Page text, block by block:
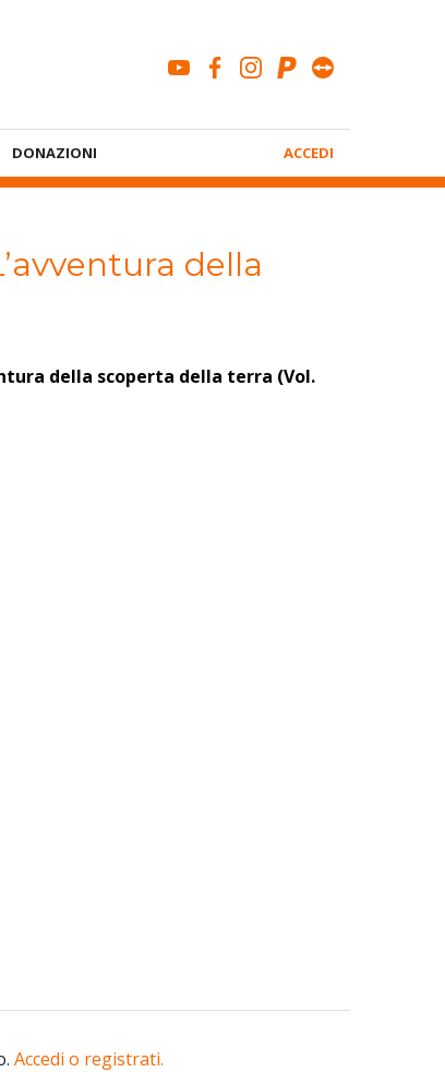
youtubefacebook
instagram
paypal
DONAZIONI
Account
ACCEDI
della
della scoperta della terra (Vol.
Accedi o registrati.